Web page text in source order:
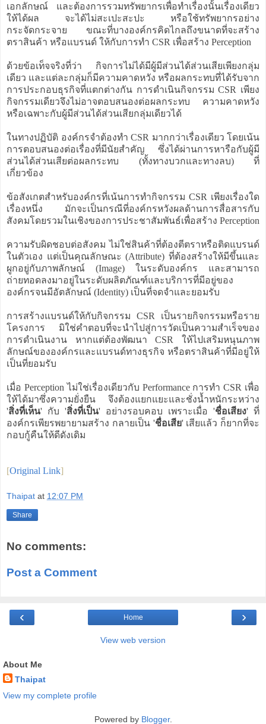
เอกลักษณ์ และต้องการรวมทรัพยากรเพื่อทำเรื่องนั้นเรื่องเดียว
ให้ได้ผล จะได้ไม่สะเปะสะปะ หรือใช้ทรัพยากรอย่าง
กระจัดกระจาย ขณะที่บางองค์กรคิดไกลถึงขนาดที่จะสร้าง
ตราสินค้า หรือแบรนด์ ให้กับการทำ CSR เพื่อสร้าง Perception
ด้วยข้อเท็จจริงที่ว่า กิจการไม่ได้มีผู้มีส่วนได้ส่วนเสียเพียงกลุ่ม
เดียว และแต่ละกลุ่มก็มีความคาดหวัง หรือผลกระทบที่ได้รับจาก
การประกอบธุรกิจที่แตกต่างกัน การดำเนินกิจกรรม CSR เพียง
กิจกรรมเดียวจึงไม่อาจตอบสนองต่อผลกระทบ ความคาดหวัง
หรือเฉพาะกับผู้มีส่วนได้ส่วนเสียกลุ่มเดียวได้
ในทางปฏิบัติ องค์กรจำต้องทำ CSR มากกว่าเรื่องเดียว โดยเน้น
การตอบสนองต่อเรื่องที่มีนัยสำคัญ ซึ่งได้ผ่านการหารือกับผู้มี
ส่วนได้ส่วนเสียต่อผลกระทบ (ทั้งทางบวกและทางลบ) ที่
เกี่ยวข้อง
ข้อสังเกตสำหรับองค์กรที่เน้นการทำกิจกรรม CSR เพียงเรื่องใด
เรื่องหนึ่ง มักจะเป็นกรณีที่องค์กรหวังผลด้านการสื่อสารกับ
สังคมโดยรวมในเชิงของการประชาสัมพันธ์เพื่อสร้าง Perception
ความรับผิดชอบต่อสังคม ไม่ใช่สินค้าที่ต้องตีตราหรือติดแบรนด์
ในตัวเอง แต่เป็นคุณลักษณะ (Attribute) ที่ต้องสร้างให้มีขึ้นและ
ผูกอยู่กับภาพลักษณ์ (Image) ในระดับองค์กร และสามารถ
ถ่ายทอดลงมาอยู่ในระดับผลิตภัณฑ์และบริการที่มีอยู่ของ
องค์กรจนมีอัตลักษณ์ (Identity) เป็นที่จดจำและยอมรับ
การสร้างแบรนด์ให้กับกิจกรรม CSR เป็นรายกิจกรรมหรือราย
โครงการ มิใช่คำตอบที่จะนำไปสู่การวัดเป็นความสำเร็จของ
การดำเนินงาน หากแต่ต้องพัฒนา CSR ให้ไปเสริมหนุนภาพ
ลักษณ์ขององค์กรและแบรนด์ทางธุรกิจ หรือตราสินค้าที่มีอยู่ให้
เป็นที่ยอมรับ
เมื่อ Perception ไม่ใช่เรื่องเดียวกับ Performance การทำ CSR เพื่อ
ให้ได้มาซึ่งความยั่งยืน จึงต้องแยกแยะและชั่งน้ำหนักระหว่าง
'สิ่งที่เห็น' กับ 'สิ่งที่เป็น' อย่างรอบคอบ เพราะเมื่อ 'ชื่อเสียง' ที่
องค์กรเพียรพยายามสร้าง กลายเป็น 'ชื่อเสีย' เสียแล้ว ก็ยากที่จะ
กอบกู้คืนให้ดีดังเดิม
[Original Link]
Thaipat at 12:07 PM
Share
No comments:
Post a Comment
‹ ›
Home
View web version
About Me
Thaipat
View my complete profile
Powered by Blogger.